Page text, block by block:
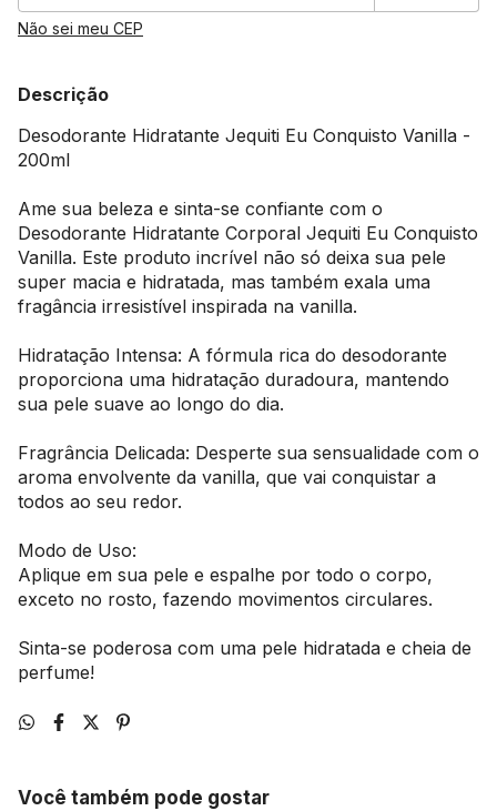
Não sei meu CEP
Descrição
Desodorante Hidratante Jequiti Eu Conquisto Vanilla -
200ml
Ame sua beleza e sinta-se confiante com o
Desodorante Hidratante Corporal Jequiti Eu Conquisto
Vanilla. Este produto incrível não só deixa sua pele
super macia e hidratada, mas também exala uma
fragância irresistível inspirada na vanilla.
Hidratação Intensa: A fórmula rica do desodorante
proporciona uma hidratação duradoura, mantendo
sua pele suave ao longo do dia.
Fragrância Delicada: Desperte sua sensualidade com o
aroma envolvente da vanilla, que vai conquistar a
todos ao seu redor.
Modo de Uso:
Aplique em sua pele e espalhe por todo o corpo,
exceto no rosto, fazendo movimentos circulares.
Sinta-se poderosa com uma pele hidratada e cheia de
perfume!
Você também pode gostar